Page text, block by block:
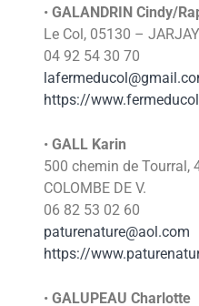
• GALANDRIN Cindy/
Le Col, 05130 –
04 92 54 30 70
https://
• GALL Karin
500 chemin de Tourral,
COLOMBE DE V.
06 82 53 02 60
paturenature@aol.com
https://
• GALUPEAU Charlotte